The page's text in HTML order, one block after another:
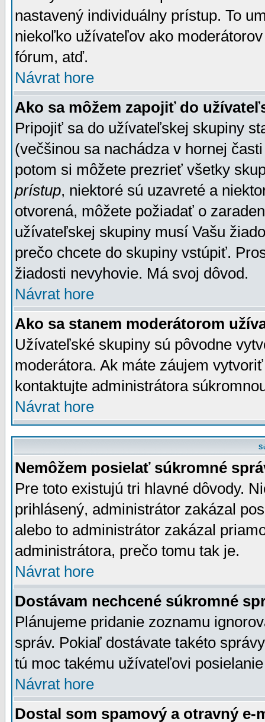
nastavený individuálny prístup. To
niekoľko užívateľov ako
fórum, atď.
Návrat hore
Ako sa môžem zapojiť do
Pripojiť sa do užívateľskej skupiny
(večšinou sa nachádza v hornej
potom si môžete prezrieť všetky
prístup, niektoré sú uzavreté a
otvorená, môžete požiadať o
užívateľskej skupiny musí Vašu
prečo chcete do skupiny vstúpiť.
žiadosti nevyhovie. Má svoj dôvod.
Návrat hore
Ako sa stanem moderátorom
Užívateľské skupiny sú pôvodne
moderátora. Ak máte záujem
kontaktujte administrátora
Návrat hore
Nemôžem posielať súkromné
Pre toto existujú tri hlavné dôvody.
prihlásený, administrátor zakázal
alebo to administrátor zakázal
administrátora, prečo tomu tak je.
Návrat hore
Dostávam nechcené súkromné
Plánujeme pridanie zoznamu
správ. Pokiaľ dostávate takéto
tú moc takému užívateľovi
Návrat hore
Dostal som spamový a otravný e-